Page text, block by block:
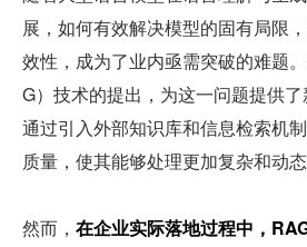
展，如何有效解决模型的固有局限
效性，成为了业内亟需突破的难题
G）技术的提出，为这一问题提供
通过引入外部知识库和信息检索机
质量，使其能够处理更加复杂和动态
然而， 在企业实际落地过程中，